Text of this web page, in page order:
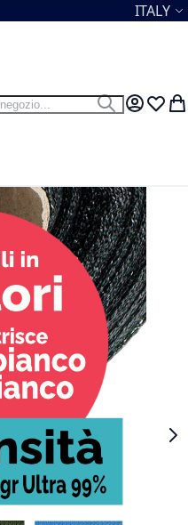
Lingua
ITALY
Search
My Lista